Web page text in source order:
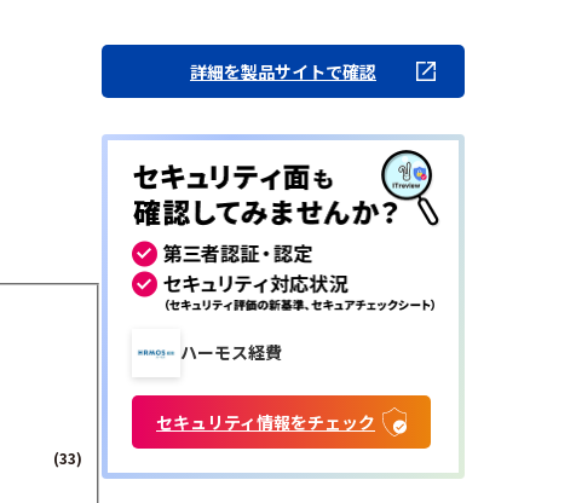
(33)
詳細を製品サイトで確認
ハーモス経費
セキュリティ情報をチェック